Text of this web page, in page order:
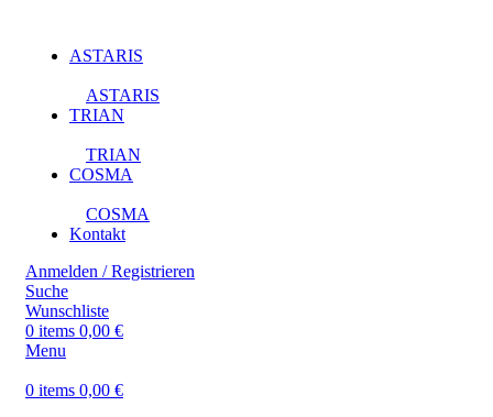
ASTARIS
ASTARIS
TRIAN
TRIAN
COSMA
COSMA
Kontakt
Anmelden / Registrieren
Suche
Wunschliste
0 items 0,00 €
Menu
0 items 0,00 €